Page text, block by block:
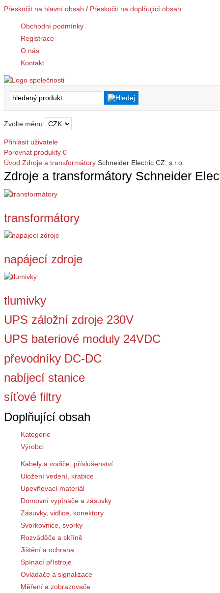
Přeskočit na hlavní obsah / Přeskočit na doplňující obsah
Obchodní podmínky
Registrace
O nás
Kontakt
Zvolte měnu:
Přihlásit uživatele
Porovnat produkty 0
Úvod Zdroje a transformátory Schneider Electric CZ, s.r.o.
Zdroje a transformátory Schneider
transformátory
napájecí zdroje
tlumivky
UPS záložní zdroje 230V
UPS bateriové moduly 24VDC
převodníky DC-DC
nabíjecí stanice
síťové filtry
Doplňující obsah
Kategorie
Výrobci
Kabely a vodiče, příslušenství
Uložení vedení, krabice
Upevňovací materiál
Domovní vypínače a zásuvky
Zásuvky, vidlice, konektory
Svorkovnice, svorky
Rozváděče a skříně
Jištění a ochrana
Spínací přístroje
Ovladače a signalizace
Měření a zobrazovače